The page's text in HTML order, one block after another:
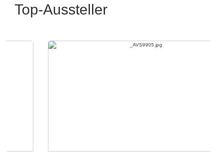
Top-Aussteller